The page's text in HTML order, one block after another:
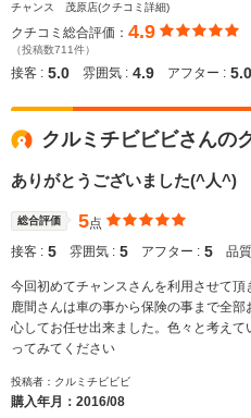
チャンス 茂原店(クチコミ詳細)
クチコミ総合評価： 4.9
（投稿数711件）
接客 : 5.0 雰囲気 : 4.9 アフター : 5.0
クルミチビビビさんの
ありがとうございました(^人^)
総合評価 5点
接客 : 5 雰囲気 : 5 アフター : 5 品
今回初めてチャンスさんを利用させて
鹿間さんは車の事から保険の事まで全
心してお任せ出来ました。色々と考え
ってみてください
投稿者：クルミチビビビ
購入年月： 2016/08